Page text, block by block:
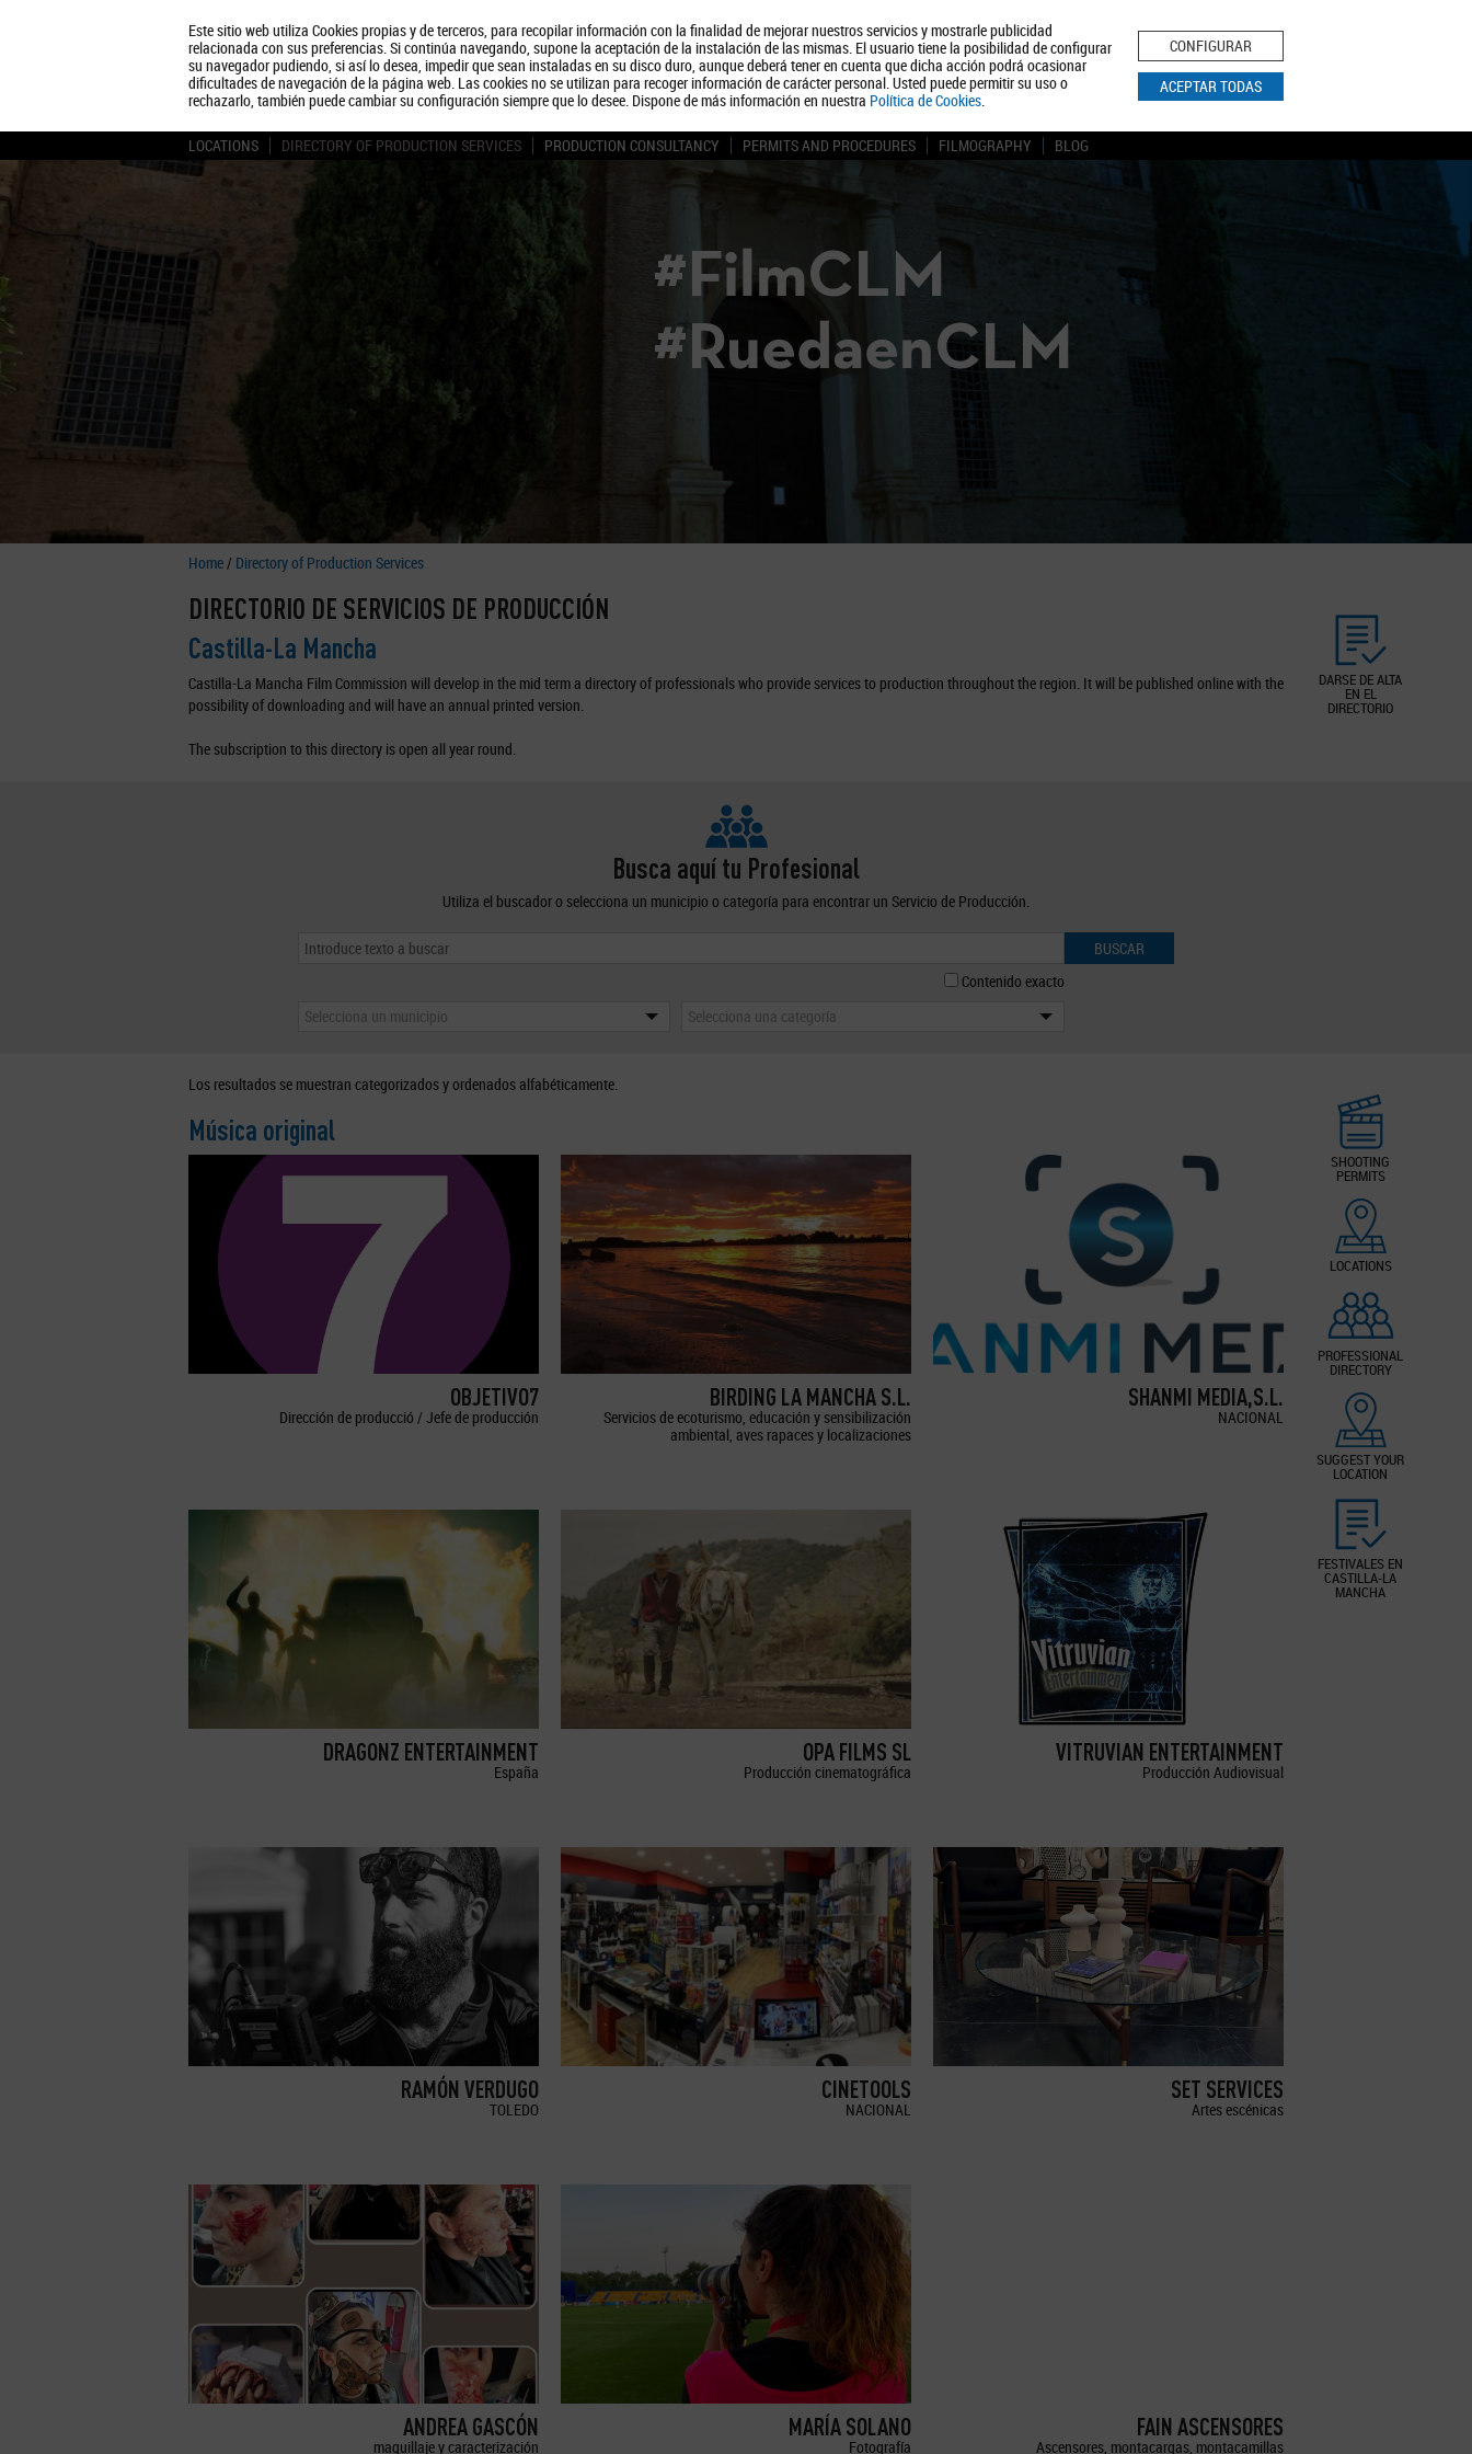
Este sitio web utiliza Cookies propias y de terceros, para recopilar información con la finalidad de mejorar nuestros servicios y mostrarle publicidad
relacionada con sus preferencias. Si continúa navegando, supone la aceptación de la instalación de las mismas. El usuario tiene la posibilidad de configurar
su navegador pudiendo, si así lo desea, impedir que sean instaladas en su disco duro, aunque deberá tener en cuenta que dicha acción podrá ocasionar
dificultades de navegación de la página web. Las cookies no se utilizan para recoger información de carácter personal. Usted puede permitir su uso o
rechazarlo, también puede cambiar su configuración siempre que lo desee. Dispone de más información en nuestra Política de Cookies.
CONFIGURAR
ACEPTAR TODAS
About us Tourism Política de Privacidad Aviso Legal Política de Cookies
BUSCAR
LOCATIONS DIRECTORY OF PRODUCTION SERVICES PRODUCTION CONSULTANCY PERMITS AND PROCEDURES FILMOGRAPHY BLOG
#FilmCLM
#RuedaenCLM
Home/ Directory of Production Services
DARSE DE ALTA
EN EL
DIRECTORIO
DIRECTORIO DE SERVICIOS DE PRODUCCIÓN
Castilla-La Mancha
Castilla-La Mancha Film Commission will develop in the mid term a directory of professionals who provide services to production throughout the region. It will be published online with the
possibility of downloading and will have an annual printed version.
The subscription to this directory is open all year round.
Busca aquí tu Profesional
Utiliza el buscador o selecciona un municipio o categoría para encontrar un Servicio de Producción.
BUSCAR
Contenido exacto
Selecciona un municipio
Selecciona una categoría
SHOOTING
PERMITS
LOCATIONS
PROFESSIONAL
DIRECTORY
SUGGEST YOUR
LOCATION
FESTIVALES EN
CASTILLA-LA
MANCHA
Los resultados se muestran categorizados y ordenados alfabéticamente.
Música original
OBJETIVO7
Dirección de producció / Jefe de producción
BIRDING LA MANCHA S.L.
Servicios de ecoturismo, educación y sensibilización
ambiental, aves rapaces y localizaciones
SHANMI MEDIA,S.L.
NACIONAL
DRAGONZ ENTERTAINMENT
España
OPA FILMS SL
Producción cinematográfica
VITRUVIAN ENTERTAINMENT
Producción Audiovisual
RAMÓN VERDUGO
TOLEDO
CINETOOLS
NACIONAL
SET SERVICES
Artes escénicas
ANDREA GASCÓN
maquillaje y caracterización
MARÍA SOLANO
Fotografía
FAIN ASCENSORES
Ascensores, montacargas, montacamillas